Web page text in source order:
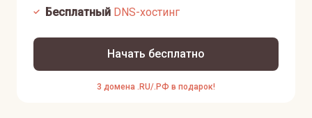
Бесплатный DNS-хостинг
Начать бесплатно
3 домена .RU/.РФ в подарок!